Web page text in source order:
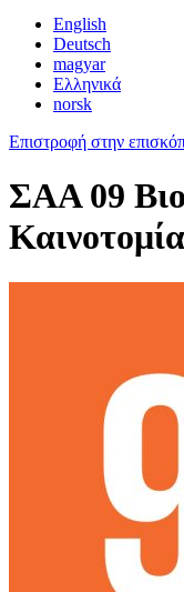
English
Deutsch
magyar
Ελληνικά
norsk
Επιστροφή στην
ΣΑΑ 09